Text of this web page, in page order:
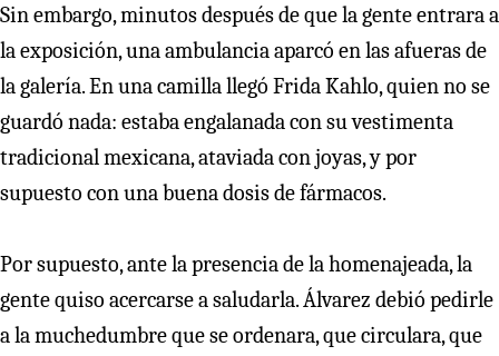
Sin embargo, minutos después de que la gente entrara a
la exposición, una ambulancia aparcó en las afueras de
la galería. En una camilla llegó Frida Kahlo, quien no se
guardó nada: estaba engalanada con su vestimenta
tradicional mexicana, ataviada con joyas, y por
supuesto con una buena dosis de fármacos.
Por supuesto, ante la presencia de la homenajeada, la
gente quiso acercarse a saludarla. Álvarez debió pedirle
a la muchedumbre que se ordenara, que circulara, que